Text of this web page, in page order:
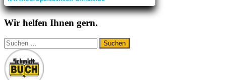
Wir helfen Ihnen gern.
Suchen
nach: